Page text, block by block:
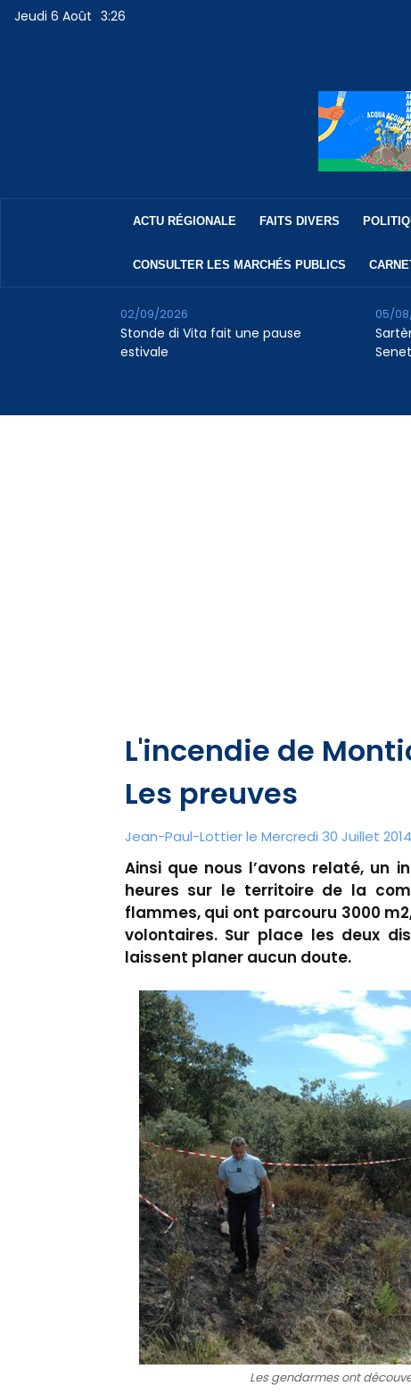
Jeudi 6 Août 3:26
ACTU RÉGIONALE FAITS DIVERS
CONSULTER LES MARCHÉS PUBLICS
Stonde di Vita fait une pause
estivale
02/09/2026 05/
L'incendie de
Les preuves
Jean-Paul-Lottier le Mercredi 30 Juillet 2014
Ainsi que nous l’avons relaté, un
heures sur le territoire de la
flammes, qui ont parcouru 3000
volontaires. Sur place les deux
laissent planer aucun doute.
Les gendarmes ont